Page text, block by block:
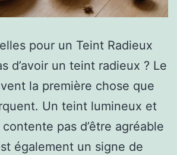
pour un Teint Radieux
d’avoir un teint radieux ? Le
la première chose que
Un teint lumineux et
pas d’être agréable
également un signe de